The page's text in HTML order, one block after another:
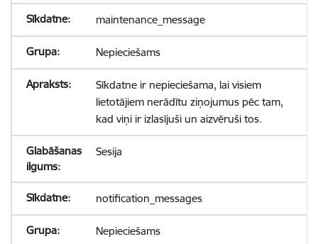
maintenance_message
Nepieciešams
Sīkdatne ir nepieciešama, lai visiem
lietotājiem nerādītu ziņojumus pēc tam,
kad viņi ir izlasījuši un aizvēruši tos.
Sesija
notification_messages
Nepieciešams